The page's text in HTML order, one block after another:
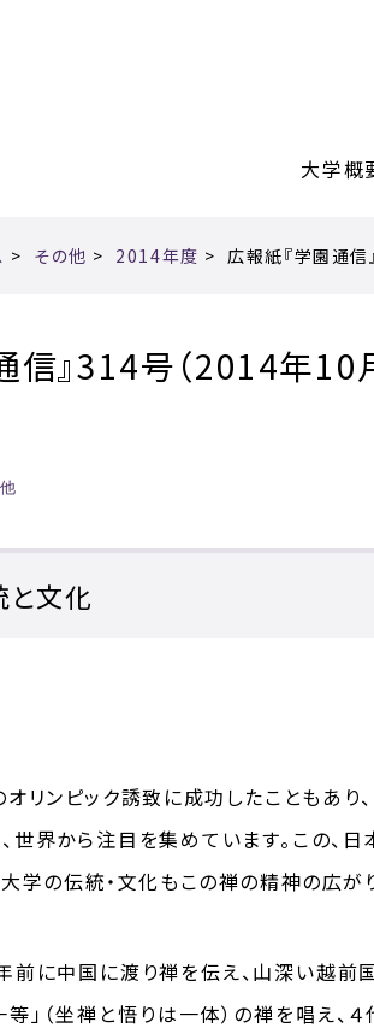
大学概
> その他 > 2014年度 >広報紙『学園通
信』314号（2014年
文化
ンピック誘致に成功したこともあり、
世界から注目を集めています。この
学の伝統・文化もこの禅の精神の広が
に中国に渡り禅を伝え、山深い越前
等」（坐禅と悟りは一体）の禅を唱え